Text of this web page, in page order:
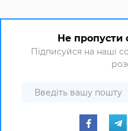
Не пропусти
Підписуйся на наші